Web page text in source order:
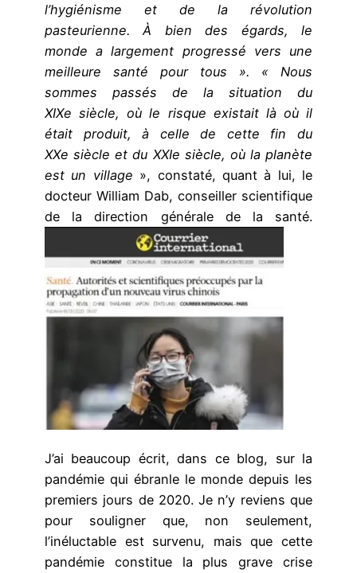
l’hygiénisme et de la révolution
pasteurienne. À bien des égards, le
monde a largement progressé vers une
meilleure santé pour tous ». « Nous
sommes passés de la situation du
XIXe siècle, où le risque existait là où il
était produit, à celle de cette fin du
XXe siècle et du XXIe siècle, où la planète
est un village », constaté, quant à lui, le
docteur William Dab, conseiller scientifique
de la direction générale de la santé.
J’ai beaucoup écrit, dans ce blog, sur la
pandémie qui ébranle le monde depuis les
premiers jours de 2020. Je n’y reviens que
pour souligner que, non seulement,
l’inéluctable est survenu, mais que cette
pandémie constitue la plus grave crise